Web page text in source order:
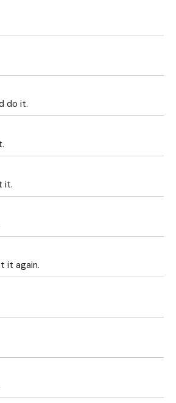
do it.
it.
it again.